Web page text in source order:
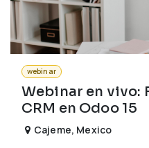
webinar
Webinar en vivo:
CRM en Odoo 15
Cajeme, Mexico